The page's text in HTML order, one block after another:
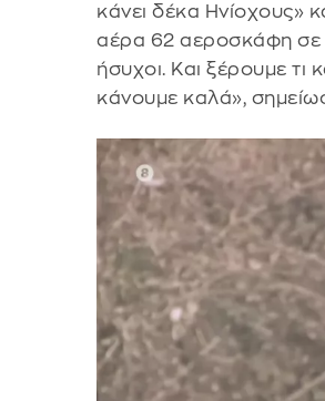
κάνει δέκα Ηνίοχους»
αέρα 62 αεροσκάφη σε
ήσυχοι. Και ξέρουμε τι
κάνουμε καλά»,